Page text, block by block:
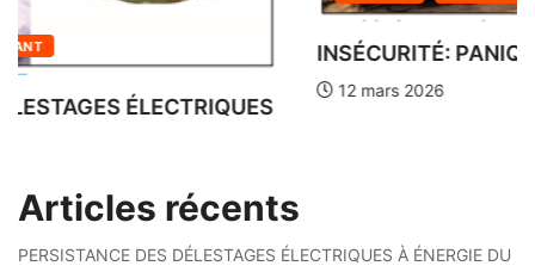
LES LOGEMENTS SOCIAUX DE N’TABAKORO
SOUS HAUTE...
12 mars 2026
Articles récents
PERSISTANCE DES DÉLESTAGES ÉLECTRIQUES À ÉNERGIE DU